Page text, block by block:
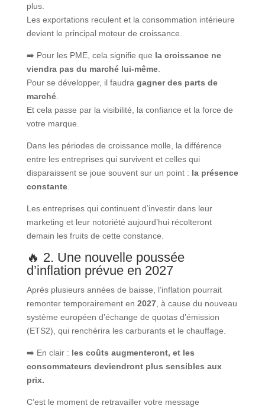
plus.
Les exportations reculent et la consommation intérieure
devient le principal moteur de croissance.
➡️ Pour les PME, cela signifie que la croissance ne
viendra pas du marché lui-même.
Pour se développer, il faudra gagner des parts de
marché.
Et cela passe par la visibilité, la confiance et la force de
votre marque.
Dans les périodes de croissance molle, la différence
entre les entreprises qui survivent et celles qui
disparaissent se joue souvent sur un point : la présence
constante.
Les entreprises qui continuent d’investir dans leur
marketing et leur notoriété aujourd’hui récolteront
demain les fruits de cette constance.
🔥 2. Une nouvelle poussée
d’inflation prévue en 2027
Après plusieurs années de baisse, l’inflation pourrait
remonter temporairement en 2027, à cause du nouveau
système européen d’échange de quotas d’émission
(ETS2), qui renchérira les carburants et le chauffage.
➡️ En clair : les coûts augmenteront, et les
consommateurs deviendront plus sensibles aux
prix.
C’est le moment de retravailler votre message